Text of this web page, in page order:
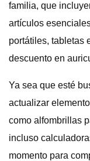
familia, que
artículos
portátiles, tabletas
descuento en
Ya sea que esté
actualizar
como alfombrillas
incluso
momento para